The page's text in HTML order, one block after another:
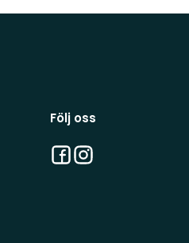
Följ oss
Facebook
Instagram